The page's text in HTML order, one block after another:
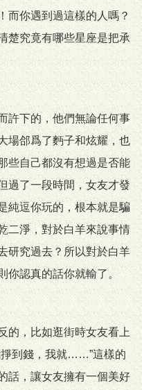
而你遇到過這樣的人嗎？
楚究竟有哪些星座是把承
許下的，他們無論任何事
場郃爲了麪子和炫耀，也
些自己都沒有想過是否能
過了一段時間，女友才發
純逗你玩的，根本就是騙
二淨，對於白羊來說事情
研究過去？所以對於白羊
你認真的話你就輸了。
的，比如逛街時女友看上
掙到錢，我就……”這樣的
話，讓女友擁有一個美好